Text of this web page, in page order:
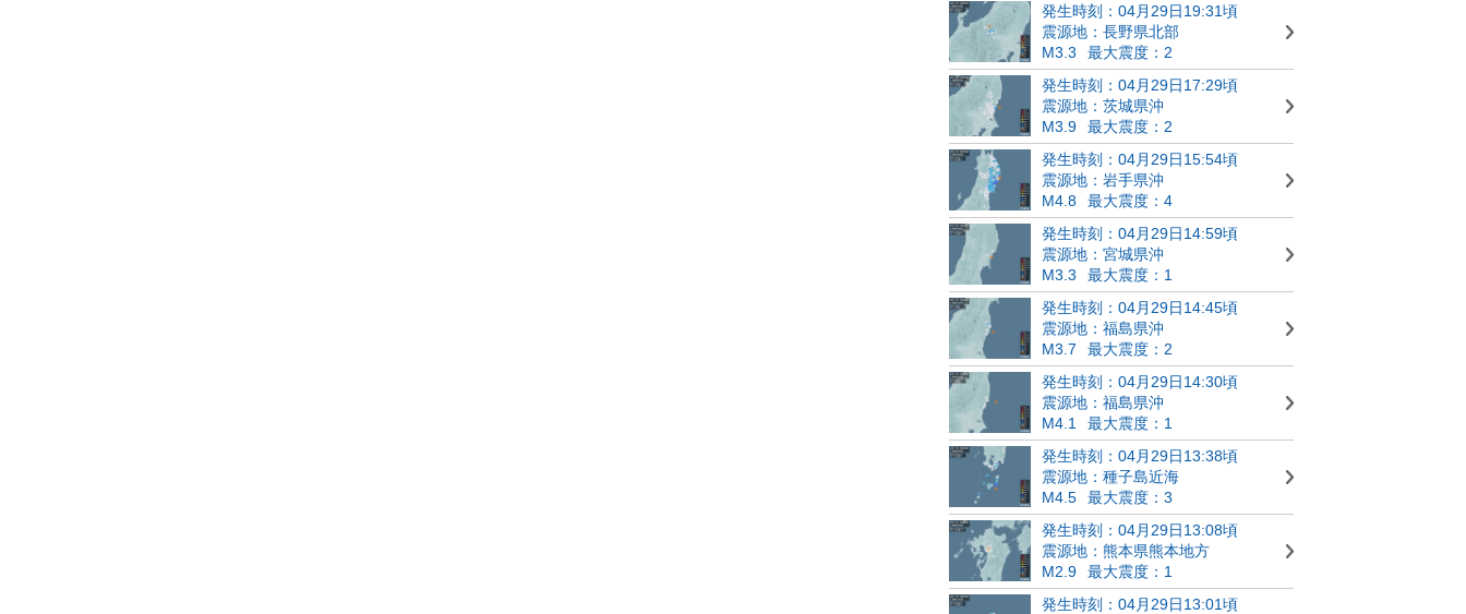
発生時刻：04月29日19:31頃
震源地：長野県北部
M3.3
最大震度：2
発生時刻：04月29日17:29頃
震源地：茨城県沖
M3.9
最大震度：2
発生時刻：04月29日15:54頃
震源地：岩手県沖
M4.8
最大震度：4
発生時刻：04月29日14:59頃
震源地：宮城県沖
M3.3
最大震度：1
発生時刻：04月29日14:45頃
震源地：福島県沖
M3.7
最大震度：2
発生時刻：04月29日14:30頃
震源地：福島県沖
M4.1
最大震度：1
発生時刻：04月29日13:38頃
震源地：種子島近海
M4.5
最大震度：3
発生時刻：04月29日13:08頃
震源地：熊本県熊本地方
M2.9
最大震度：1
発生時刻：04月29日13:01頃